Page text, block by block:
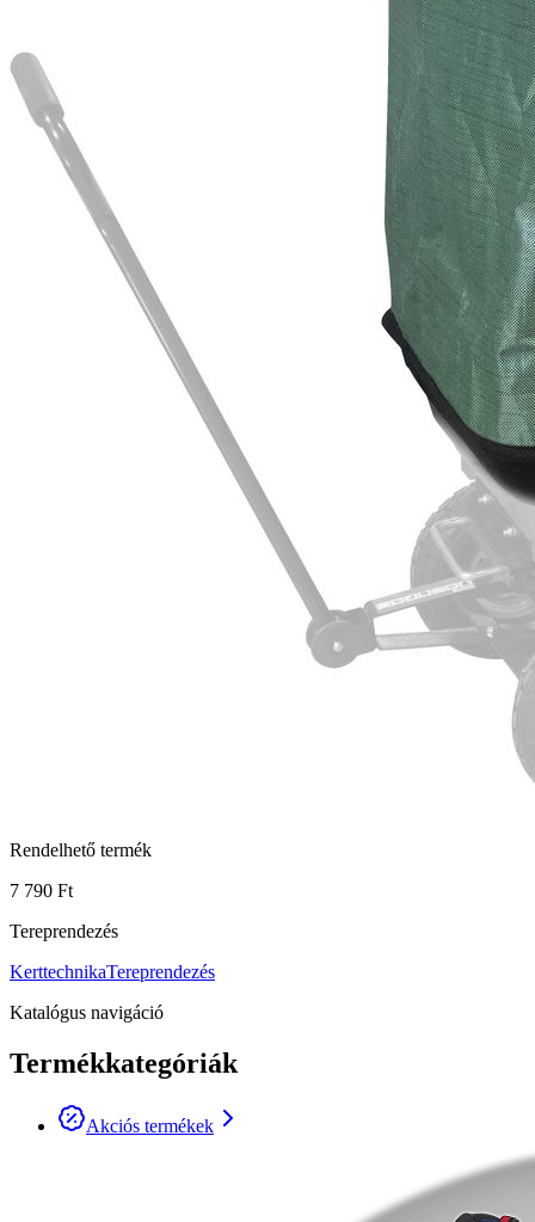
Rendelhető termék
7 790 Ft
Tereprendezés
KerttechnikaTereprendezés
Katalógus navigáció
Termékkategóriák
Akciós termékek